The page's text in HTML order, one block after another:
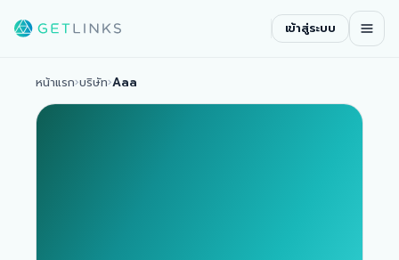
เข้าสู่ระบบ
หน้าแรก›บริษัท›Aaa